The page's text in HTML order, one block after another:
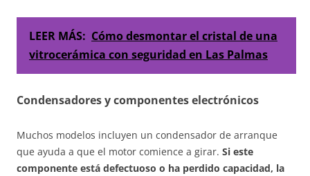
LEER MÁS: Cómo desmontar el cristal de una
vitrocerámica con seguridad en Las Palmas
Condensadores y componentes electrónicos
Muchos modelos incluyen un condensador de arranque
que ayuda a que el motor comience a girar. Si este
componente está defectuoso o ha perdido capacidad, la